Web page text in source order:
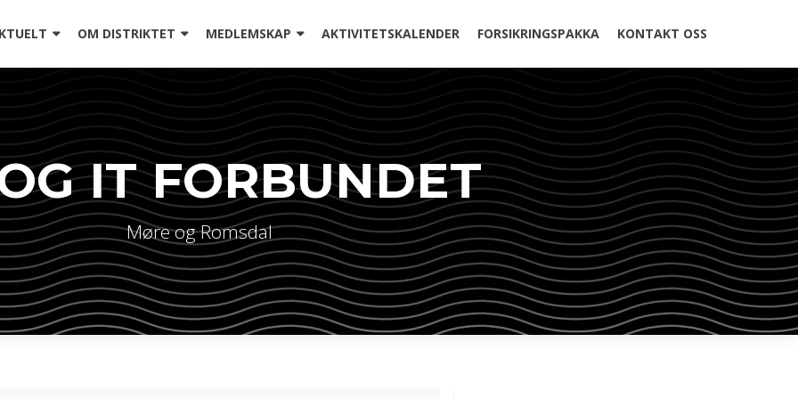
OM DISTRIKTET MEDLEMSKAP AKTIVITETSKALENDER FORSIKRINGSPAKKA KONTAKT OSS
IT FORBUNDET
Møre og Romsdal